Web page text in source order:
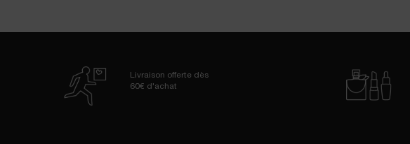
Livraison offerte dès
60€ d'achat